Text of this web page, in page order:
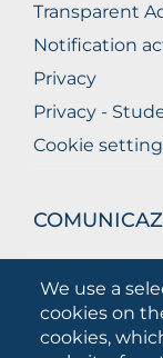
We use a
cookies on
cookies,
Transparent
Notification
Privacy
Privacy -
Cookie
What they
Press releases